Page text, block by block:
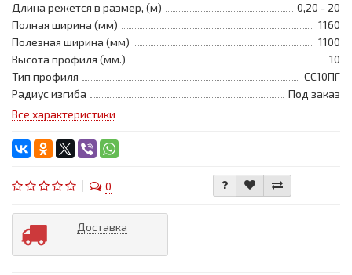
Длина режется в размер, (м)
0,20 - 20
Полная ширина (мм)
1160
Полезная ширина (мм)
1100
Высота профиля (мм.)
10
Тип профиля
СС10ПГ
Радиус изгиба
Под заказ
Все характеристики
0
Доставка